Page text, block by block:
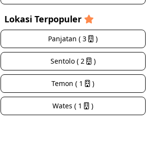
Lokasi Terpopuler
Panjatan ( 3 )
Sentolo ( 2 )
Temon ( 1 )
Wates ( 1 )